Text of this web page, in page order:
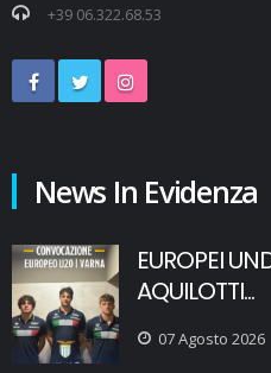
+39 06.322.68.53
News In Evidenza
EUROPEI
AQUILOTTI...
07 Agosto 2026